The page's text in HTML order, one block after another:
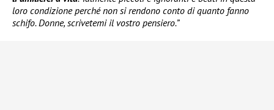
loro condizione perché non si rendono conto di quanto fanno
schifo. Donne, scrivetemi il vostro pensiero.”